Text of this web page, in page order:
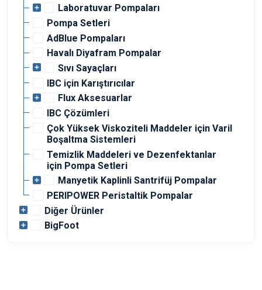
Laboratuvar Pompaları
Pompa Setleri
AdBlue Pompaları
Havalı Diyafram Pompalar
Sıvı Sayaçları
IBC için Karıştırıcılar
Flux Aksesuarlar
IBC Çözümleri
Çok Yüksek Viskoziteli Maddeler için Varil
Boşaltma Sistemleri
Temizlik Maddeleri ve Dezenfektanlar
için Pompa Setleri
Manyetik Kaplinli Santrifüj Pompalar
PERIPOWER Peristaltik Pompalar
Diğer Ürünler
BigFoot